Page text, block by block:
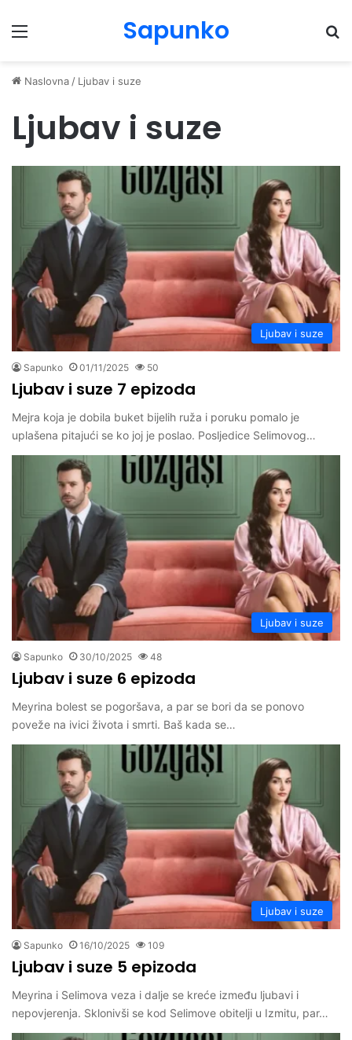
Menu Sapunko
Naslovna / Ljubav i suze
Ljubav i suze
Ljubav i suze
Sapunko 01/11/2025 50
Ljubav i suze 7 epizoda
Mejra koja je dobila buket bijelih ruža i poruku pomalo je
uplašena pitajući se ko joj je poslao. Posljedice Selimovog…
Ljubav i suze
Sapunko 30/10/2025 48
Ljubav i suze 6 epizoda
Meyrina bolest se pogoršava, a par se bori da se ponovo
poveže na ivici života i smrti. Baš kada se…
Ljubav i suze
Sapunko 16/10/2025 109
Ljubav i suze 5 epizoda
Meyrina i Selimova veza i dalje se kreće između ljubavi i
nepovjerenja. Sklonivši se kod Selimove obitelji u Izmitu, par…